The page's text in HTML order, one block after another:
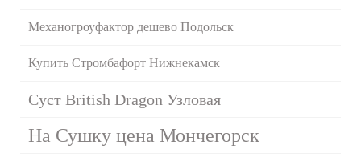
Механогроуфактор дешево Подольск
Купить Стромбафорт Нижнекамск
Суст British Dragon Узловая
На Сушку цена Мончегорск